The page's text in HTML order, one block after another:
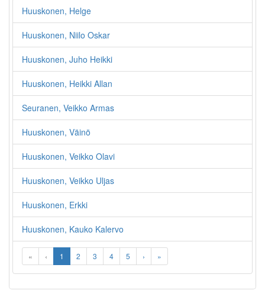
Huuskonen, Helge
Huuskonen, Niilo Oskar
Huuskonen, Juho Heikki
Huuskonen, Heikki Allan
Seuranen, Veikko Armas
Huuskonen, Väinö
Huuskonen, Veikko Olavi
Huuskonen, Veikko Uljas
Huuskonen, Erkki
Huuskonen, Kauko Kalervo
« ‹ 1 2 3 4 5 › »